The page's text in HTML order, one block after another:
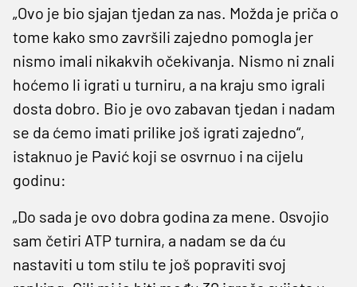
„Ovo je bio sjajan tjedan za nas. Možda je priča o
tome kako smo završili zajedno pomogla jer
nismo imali nikakvih očekivanja. Nismo ni znali
hoćemo li igrati u turniru, a na kraju smo igrali
dosta dobro. Bio je ovo zabavan tjedan i nadam
se da ćemo imati prilike još igrati zajedno“,
istaknuo je Pavić koji se osvrnuo i na cijelu
godinu:
„Do sada je ovo dobra godina za mene. Osvojio
sam četiri ATP turnira, a nadam se da ću
nastaviti u tom stilu te još popraviti svoj